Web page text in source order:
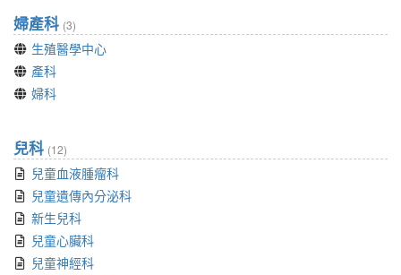
婦產科 (3)
生殖醫學中心
產科
婦科
兒科 (12)
兒童血液腫瘤科
兒童遺傳內分泌科
新生兒科
兒童心臟科
兒童神經科